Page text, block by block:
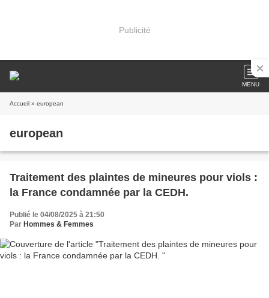
Publicité
MENU
Accueil » european
european
Traitement des plaintes de mineures pour viols :
la France condamnée par la CEDH.
Publié le 04/08/2025 à 21:50
Par Hommes & Femmes